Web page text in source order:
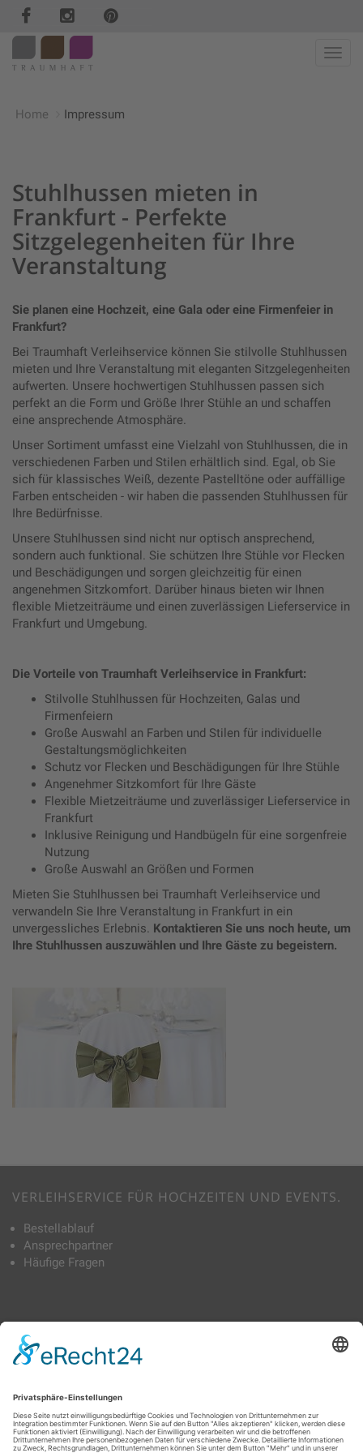
Home Impressum
Stuhlhussen mieten in
Frankfurt - Perfekte
Sitzgelegenheiten für Ihre
Veranstaltung
Sie planen eine Hochzeit, eine Gala oder eine Firmenfeier in
Frankfurt?
Bei Traumhaft Verleihservice können Sie stilvolle Stuhlhussen
mieten und Ihre Veranstaltung mit eleganten Sitzgelegenheiten
aufwerten. Unsere hochwertigen Stuhlhussen passen sich
perfekt an die Form und Größe Ihrer Stühle an und schaffen
eine ansprechende Atmosphäre.
Unser Sortiment umfasst eine Vielzahl von Stuhlhussen, die in
verschiedenen Farben und Stilen erhältlich sind. Egal, ob Sie
sich für klassisches Weiß, dezente Pastelltöne oder auffällige
Farben entscheiden - wir haben die passenden Stuhlhussen für
Ihre Bedürfnisse.
Unsere Stuhlhussen sind nicht nur optisch ansprechend,
sondern auch funktional. Sie schützen Ihre Stühle vor Flecken
und Beschädigungen und sorgen gleichzeitig für einen
angenehmen Sitzkomfort. Darüber hinaus bieten wir Ihnen
flexible Mietzeiträume und einen zuverlässigen Lieferservice in
Frankfurt und Umgebung.
Die Vorteile von Traumhaft Verleihservice in Frankfurt:
Stilvolle Stuhlhussen für Hochzeiten, Galas und
Firmenfeiern
Große Auswahl an Farben und Stilen für individuelle
Gestaltungsmöglichkeiten
Schutz vor Flecken und Beschädigungen für Ihre Stühle
Angenehmer Sitzkomfort für Ihre Gäste
Flexible Mietzeiträume und zuverlässiger Lieferservice in
Frankfurt
Inklusive Reinigung und Handbügeln für eine sorgenfreie
Nutzung
Große Auswahl an Größen und Formen
Mieten Sie Stuhlhussen bei Traumhaft Verleihservice und
verwandeln Sie Ihre Veranstaltung in Frankfurt in ein
unvergessliches Erlebnis. Kontaktieren Sie uns noch heute, um
Ihre Stuhlhussen auszuwählen und Ihre Gäste zu begeistern.
VERLEIHSERVICE FÜR HOCHZEITEN UND EVENTS.
Bestellablauf
Ansprechpartner
Häufige Fragen
TAGS
Bierbankhussen Tischdecken
TRAUMHAFT VERLEIH